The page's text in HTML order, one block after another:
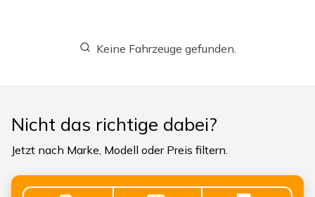
Keine Fahrzeuge gefunden.
Nicht das richtige dabei?
Jetzt nach Marke, Modell oder Preis filtern.